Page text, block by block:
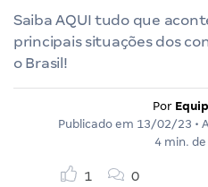
Saiba AQUI tudo que
principais situações dos
o Brasil!
Por
Publicado em 13/02/23 •
4 min.
1 0